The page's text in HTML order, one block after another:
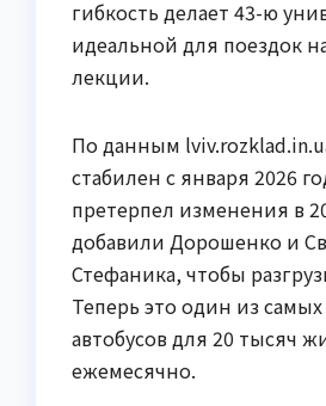
гибкость делает 43-ю
идеальной для поездок
лекции.
По данным
стабилен с января 2026
претерпел изменения в
добавили Дорошенко и
Стефаника, чтобы
Теперь это один из
автобусов для 20 тысяч
ежемесячно.